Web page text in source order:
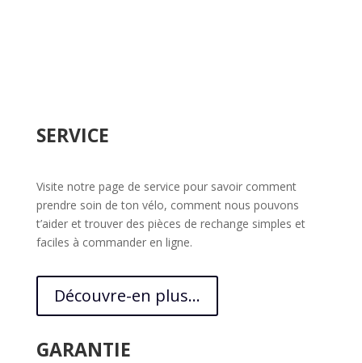
SERVICE
Visite notre page de service pour savoir comment
prendre soin de ton vélo, comment nous pouvons
t’aider et trouver des pièces de rechange simples et
faciles à commander en ligne.
Découvre-en plus...
GARANTIE